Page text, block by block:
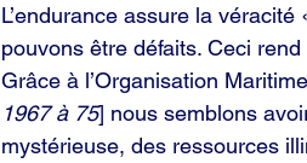
L’endurance assure la
pouvons être défaits. Ceci
Grâce à l’Organisation
1967 à 75] nous semblons
mystérieuse, des ressources